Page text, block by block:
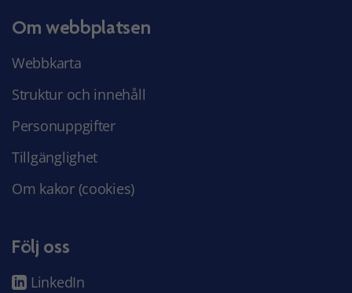
Om webbplatsen
Webbkarta
Struktur och innehåll
Personuppgifter
Tillgänglighet
Om kakor (cookies)
Följ oss
LinkedIn